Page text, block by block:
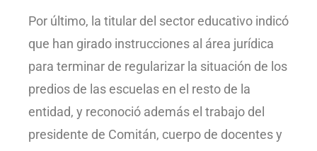
Por último, la titular del sector educativo indicó
que han girado instrucciones al área jurídica
para terminar de regularizar la situación de los
predios de las escuelas en el resto de la
entidad, y reconoció además el trabajo del
presidente de Comitán, cuerpo de docentes y